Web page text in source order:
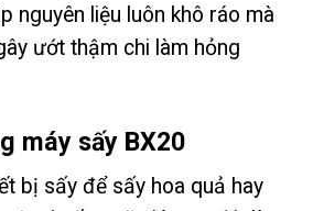
nguyên liệu luôn khô ráo mà
ướt thậm chi làm hỏng
máy sấy BX20
bị sấy để sấy hoa quả hay